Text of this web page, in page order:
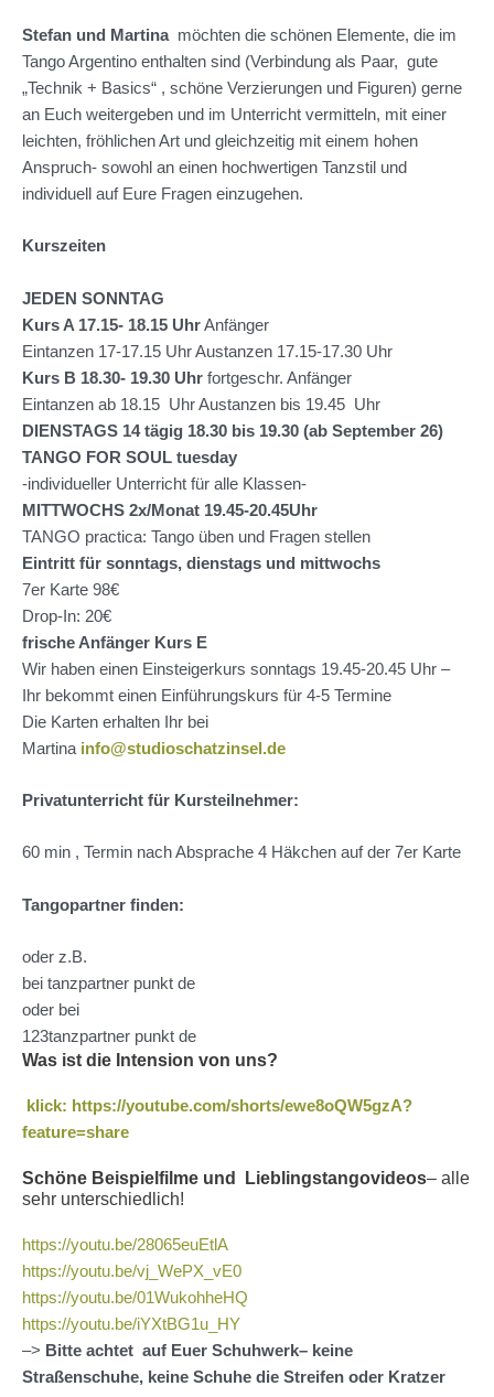
Stefan und Martina möchten die schönen Elemente, die im
Tango Argentino enthalten sind (Verbindung als Paar, gute
„Technik + Basics“ , schöne Verzierungen und Figuren) gerne
an Euch weitergeben und im Unterricht vermitteln, mit einer
leichten, fröhlichen Art und gleichzeitig mit einem hohen
Anspruch- sowohl an einen hochwertigen Tanzstil und
individuell auf Eure Fragen einzugehen.
Kurszeiten
JEDEN SONNTAG
Kurs A 17.15- 18.15 UhrAnfänger
Eintanzen 17-17.15 Uhr Austanzen 17.15-17.30 Uhr
Kurs B 18.30- 19.30 Uhr fortgeschr. Anfänger
Eintanzen ab 18.15 Uhr Austanzen bis 19.45 Uhr
DIENSTAGS 14 tägig 18.30 bis 19.30 (ab September 26)
TANGO FOR SOUL tuesday
-individueller Unterricht für alle Klassen-
MITTWOCHS 2x/Monat 19.45-20.45Uhr
TANGO practica: Tango üben und Fragen stellen
Eintritt für sonntags, dienstags und mittwochs
7er Karte 98€
Drop-In: 20€
frische Anfänger Kurs E
Wir haben einen Einsteigerkurs sonntags 19.45-20.45 Uhr –
Ihr bekommt einen Einführungskurs für 4-5 Termine
Die Karten erhalten Ihr bei
Martina info@studioschatzinsel.de
Privatunterricht für Kursteilnehmer:
60 min , Termin nach Absprache 4 Häkchen auf der 7er Karte
Tangopartner finden:
oder z.B.
bei tanzpartner punkt de
oder bei
123tanzpartner punkt de
Was ist die Intension von uns?
klick: https://youtube.com/shorts/ewe8oQW5gzA?
feature=share
Schöne Beispielfilme und Lieblingstangovideos– alle
sehr unterschiedlich!
https://youtu.be/28065euEtlA
https://youtu.be/vj_WePX_vE0
https://youtu.be/01WukohheHQ
https://youtu.be/iYXtBG1u_HY
–> Bitte achtet auf Euer Schuhwerk– keine
Straßenschuhe, keine Schuhe die Streifen oder Kratzer